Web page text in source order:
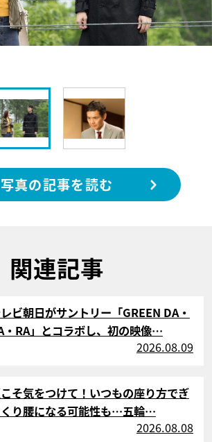
写真の記事を読む
関連記事
ビ朝日がサントリー「GREEN DA・
・RA」とコラボし、初の映像…
2026.08.09
イル
そ気をつけて！いつもの座り方でぎ
り腰になる可能性も…五輪…
2026.08.08